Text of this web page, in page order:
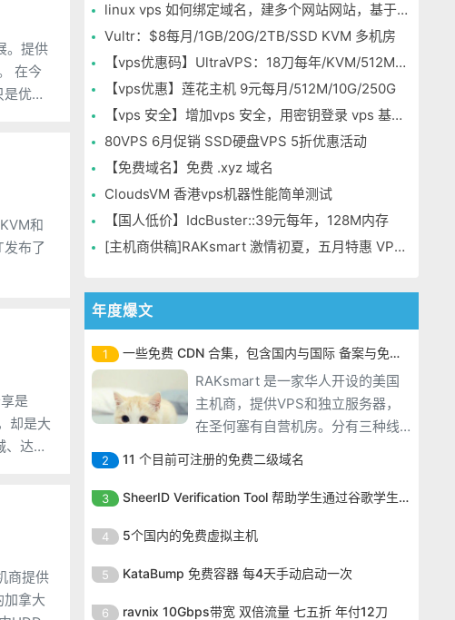
。提供
优惠
和
是
却是大
商提供
拿大
linux vps 如何绑定域名，建多个网站网站，基于centos
Vultr：$8每月/1GB/20G/2TB/SSD KVM 多机房
【vps优惠码】UltraVPS：18刀每年/KVM/512MB/10G/1TB/2IP 多机房
【vps优惠】莲花主机 9元每月/512M/10G/250G
【vps 安全】增加vps 安全，用密钥登录 vps 基于 CENTOS
80VPS 6月促销 SSD硬盘VPS 5折优惠活动
【免费域名】免费 .xyz 域名
CloudsVM 香港vps机器性能简单测试
【国人低价】IdcBuster::39元每年，128M内存
[主机商供稿]RAKsmart 激情初夏，五月特惠 VPS年付低至163元 不限流量
年度爆文
1 一些免费 CDN 合集，包含国内与国际 备案与免备案
RAKsmart 是一家华人开设的美国
主机商，提供VPS和独立服务器，
在圣何塞有自营机房。分有三种线
路，分别是精品网络、大陆优化和
国际BGP。RAKsmart 主要被各种
吐槽性能跟稳定性，貌似其VPS宕
型应用。 目前 RAKsmart 正
2 11 个目前可注册的免费二级域名
RAKsmart 是一家华人开设的美国
主机商，提供VPS和独立服务器，
在圣何塞有自营机房。分有三种线
国际BGP。RAKsmart 主要被各种
3 SheerID Verification Tool 帮助学生通过谷歌学生计划免费获得 Gemini Advanced
RAKsmart 是一家华人开设的美国
主机商，提供VPS和独立服务器，
在圣何塞有自营机房。分有三种线
国际BGP。RAKsmart 主要被各种
4 5个国内的免费虚拟主机
RAKsmart 是一家华人开设的美国
主机商，提供VPS和独立服务器，
在圣何塞有自营机房。分有三种线
5 KataBump 免费容器 每4天手动启动一次
RAKsmart 是一家华人开设的美国
6 ravnix 10Gbps带宽 双倍流量 七五折 年付12刀